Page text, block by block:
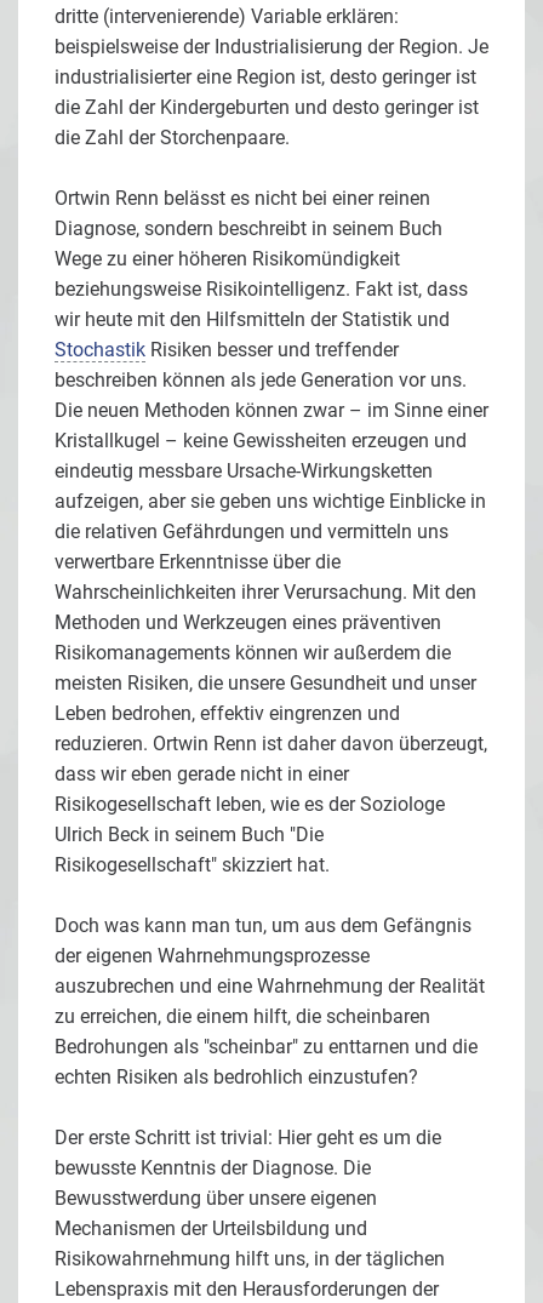
dritte (intervenierende) Variable erklären:
beispielsweise der Industrialisierung der Region. Je
industrialisierter eine Region ist, desto geringer ist
die Zahl der Kindergeburten und desto geringer ist
die Zahl der Storchenpaare.
Ortwin Renn belässt es nicht bei einer reinen
Diagnose, sondern beschreibt in seinem Buch
Wege zu einer höheren Risikomündigkeit
beziehungsweise Risikointelligenz. Fakt ist, dass
wir heute mit den Hilfsmitteln der Statistik und
Stochastik Risiken besser und treffender
beschreiben können als jede Generation vor uns.
Die neuen Methoden können zwar – im Sinne einer
Kristallkugel – keine Gewissheiten erzeugen und
eindeutig messbare Ursache-Wirkungsketten
aufzeigen, aber sie geben uns wichtige Einblicke in
die relativen Gefährdungen und vermitteln uns
verwertbare Erkenntnisse über die
Wahrscheinlichkeiten ihrer Verursachung. Mit den
Methoden und Werkzeugen eines präventiven
Risikomanagements können wir außerdem die
meisten Risiken, die unsere Gesundheit und unser
Leben bedrohen, effektiv eingrenzen und
reduzieren. Ortwin Renn ist daher davon überzeugt,
dass wir eben gerade nicht in einer
Risikogesellschaft leben, wie es der Soziologe
Ulrich Beck in seinem Buch "Die
Risikogesellschaft" skizziert hat.
Doch was kann man tun, um aus dem Gefängnis
der eigenen Wahrnehmungsprozesse
auszubrechen und eine Wahrnehmung der Realität
zu erreichen, die einem hilft, die scheinbaren
Bedrohungen als "scheinbar" zu enttarnen und die
echten Risiken als bedrohlich einzustufen?
Der erste Schritt ist trivial: Hier geht es um die
bewusste Kenntnis der Diagnose. Die
Bewusstwerdung über unsere eigenen
Mechanismen der Urteilsbildung und
Risikowahrnehmung hilft uns, in der täglichen
Lebenspraxis mit den Herausforderungen der